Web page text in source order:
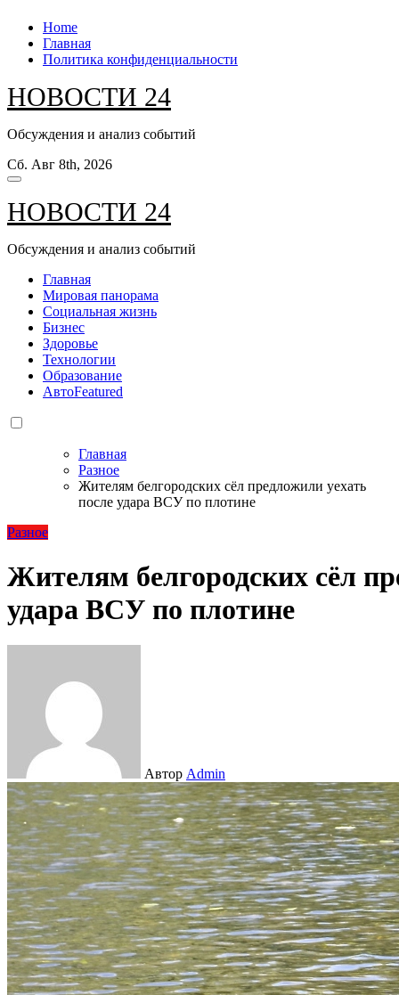
Перейти
содержанию
Home
Главная
Политика конфиденциальности
НОВОСТИ 24
Обсуждения и анализ событий
Сб. Авг 8th, 2026
НОВОСТИ 24
Обсуждения и анализ событий
Главная
Мировая панорама
Социальная жизнь
Бизнес
Здоровье
Технологии
Образование
АвтоFeatured
Главная
Разное
Жителям белгородских сёл предложили уехать
после удара ВСУ по плотине
Разное
Жителям белгородских сёл
удара ВСУ по плотине
Автор Admin